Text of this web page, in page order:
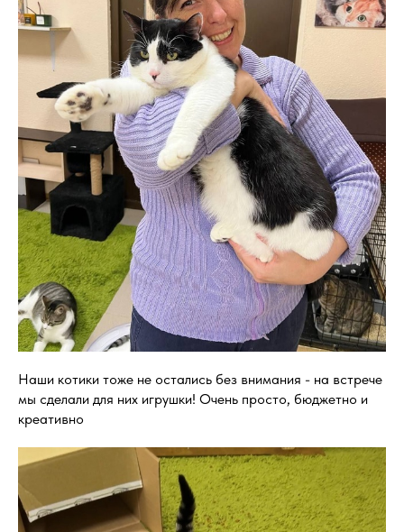
Наши котики тоже не остались без внимания - на встрече
мы сделали для них игрушки! Очень просто, бюджетно и
креативно